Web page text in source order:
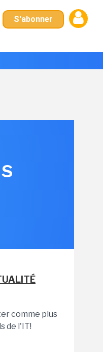
S'abonner
comme plus
de l'IT!